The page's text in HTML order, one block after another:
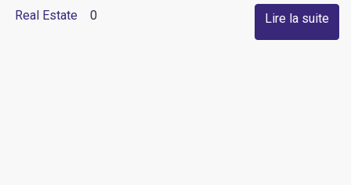
Real Estate 0 Lire la suite